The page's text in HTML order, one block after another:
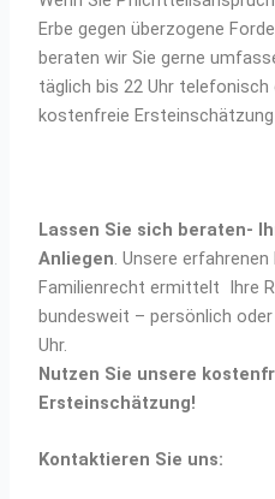
Erbe gegen überzogene
beraten wir Sie gerne
täglich bis 22 Uhr telefonisch
kostenfreie Ersteinschätzung
Lassen Sie sich beraten-
Anliegen. Unsere
Familienrecht ermittelt Ihre
bundesweit – persönlich
Uhr.
Nutzen Sie unsere
Ersteinschätzung!
Kontaktieren Sie uns: